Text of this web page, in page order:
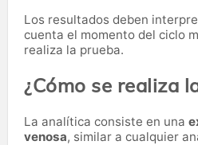
Los resultados deben
cuenta el momento del ciclo
realiza la prueba.
¿Cómo se realiza
La analítica consiste en una
venosa, similar a cualquier